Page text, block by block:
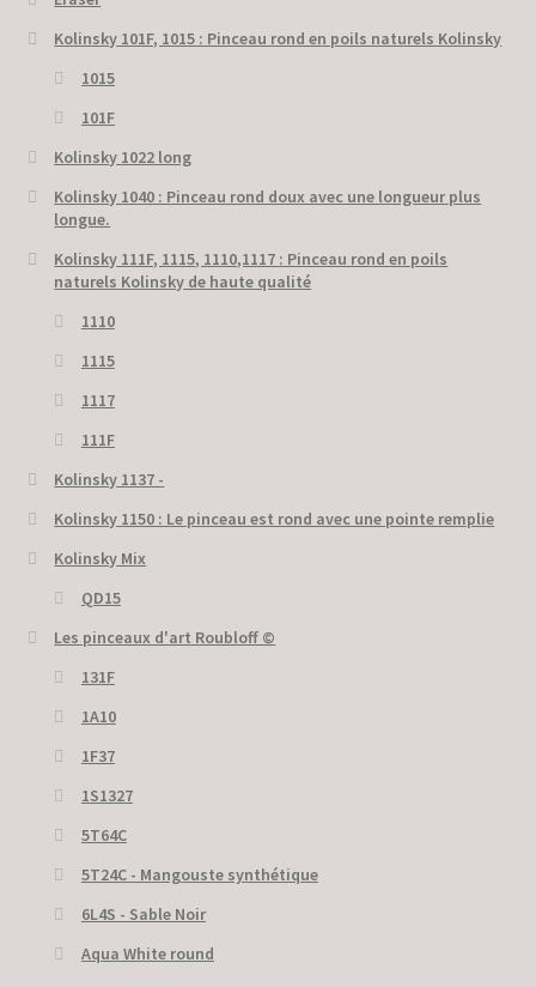
Kolinsky 101F, 1015 : Pinceau rond en poils naturels Kolinsky
1015
101F
Kolinsky 1022 long
Kolinsky 1040 : Pinceau rond doux avec une longueur plus
longue.
Kolinsky 111F, 1115, 1110,1117 : Pinceau rond en poils
naturels Kolinsky de haute qualité
1110
1115
1117
111F
Kolinsky 1137 -
Kolinsky 1150 : Le pinceau est rond avec une pointe remplie
Kolinsky Mix
QD15
Les pinceaux d'art Roubloff ©
131F
1A10
1F37
1S1327
5T64C
5Т24С - Mangouste synthétique
6L4S - Sable Noir
Aqua White round